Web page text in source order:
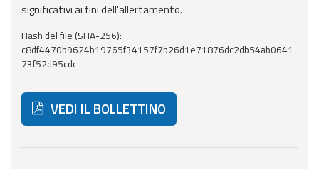
Report
Aggiornamenti
utili
frequenti
significativi ai fini dell'allertamento.
Hash del file (SHA-256):
c8df4470b9624b19765f34157f7b26d1e71876dc2db54ab0641
73f52d95cdc
VEDI IL BOLLETTINO